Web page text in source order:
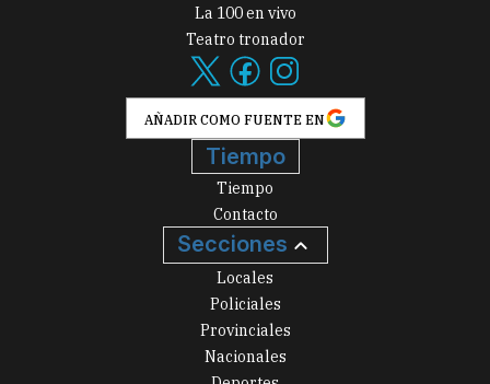
La 100 en vivo
Teatro tronador
AÑADIR COMO FUENTE EN
Tiempo
Tiempo
Contacto
Secciones
Locales
Policiales
Provinciales
Nacionales